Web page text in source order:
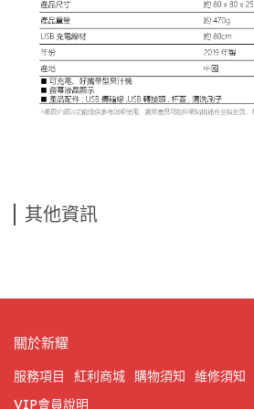
其他資訊
關於新耀
服務項目 紅利商城 購物須知 維修須知
VIP會員說明